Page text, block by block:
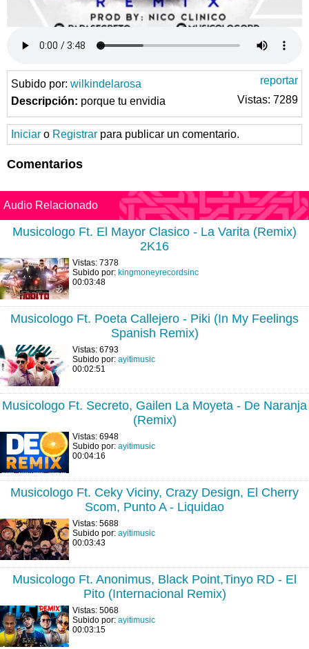
Subido por: wilkindelarosa
Descripción: porque tu envidia
reportar
Vistas: 7289
Iniciar o Registrar para publicar un comentario.
Comentarios
Audio Relacionado
Musicologo Ft. El Mayor Clasico - La Varita (Remix)
2K16
Vistas: 7378
Subido por: kingmoneyrecordsinc
00:03:48
Musicologo Ft. Poeta Callejero - Piki (In My Feelings
Spanish Remix)
Vistas: 6793
Subido por: ayitimusic
00:02:51
Musicologo Ft. Secreto, Gailen La Moyeta - De Naranja
(Remix)
Vistas: 6948
Subido por: ayitimusic
00:04:16
Musicologo Ft. Ceky Viciny, Crazy Design, El Cherry
Scom, Punto A - Liquidao
Vistas: 5688
Subido por: ayitimusic
00:03:43
Musicologo Ft. Anonimus, Black Point,Tinyo RD - El
Pito (Internacional Remix)
Vistas: 5068
Subido por: ayitimusic
00:03:15